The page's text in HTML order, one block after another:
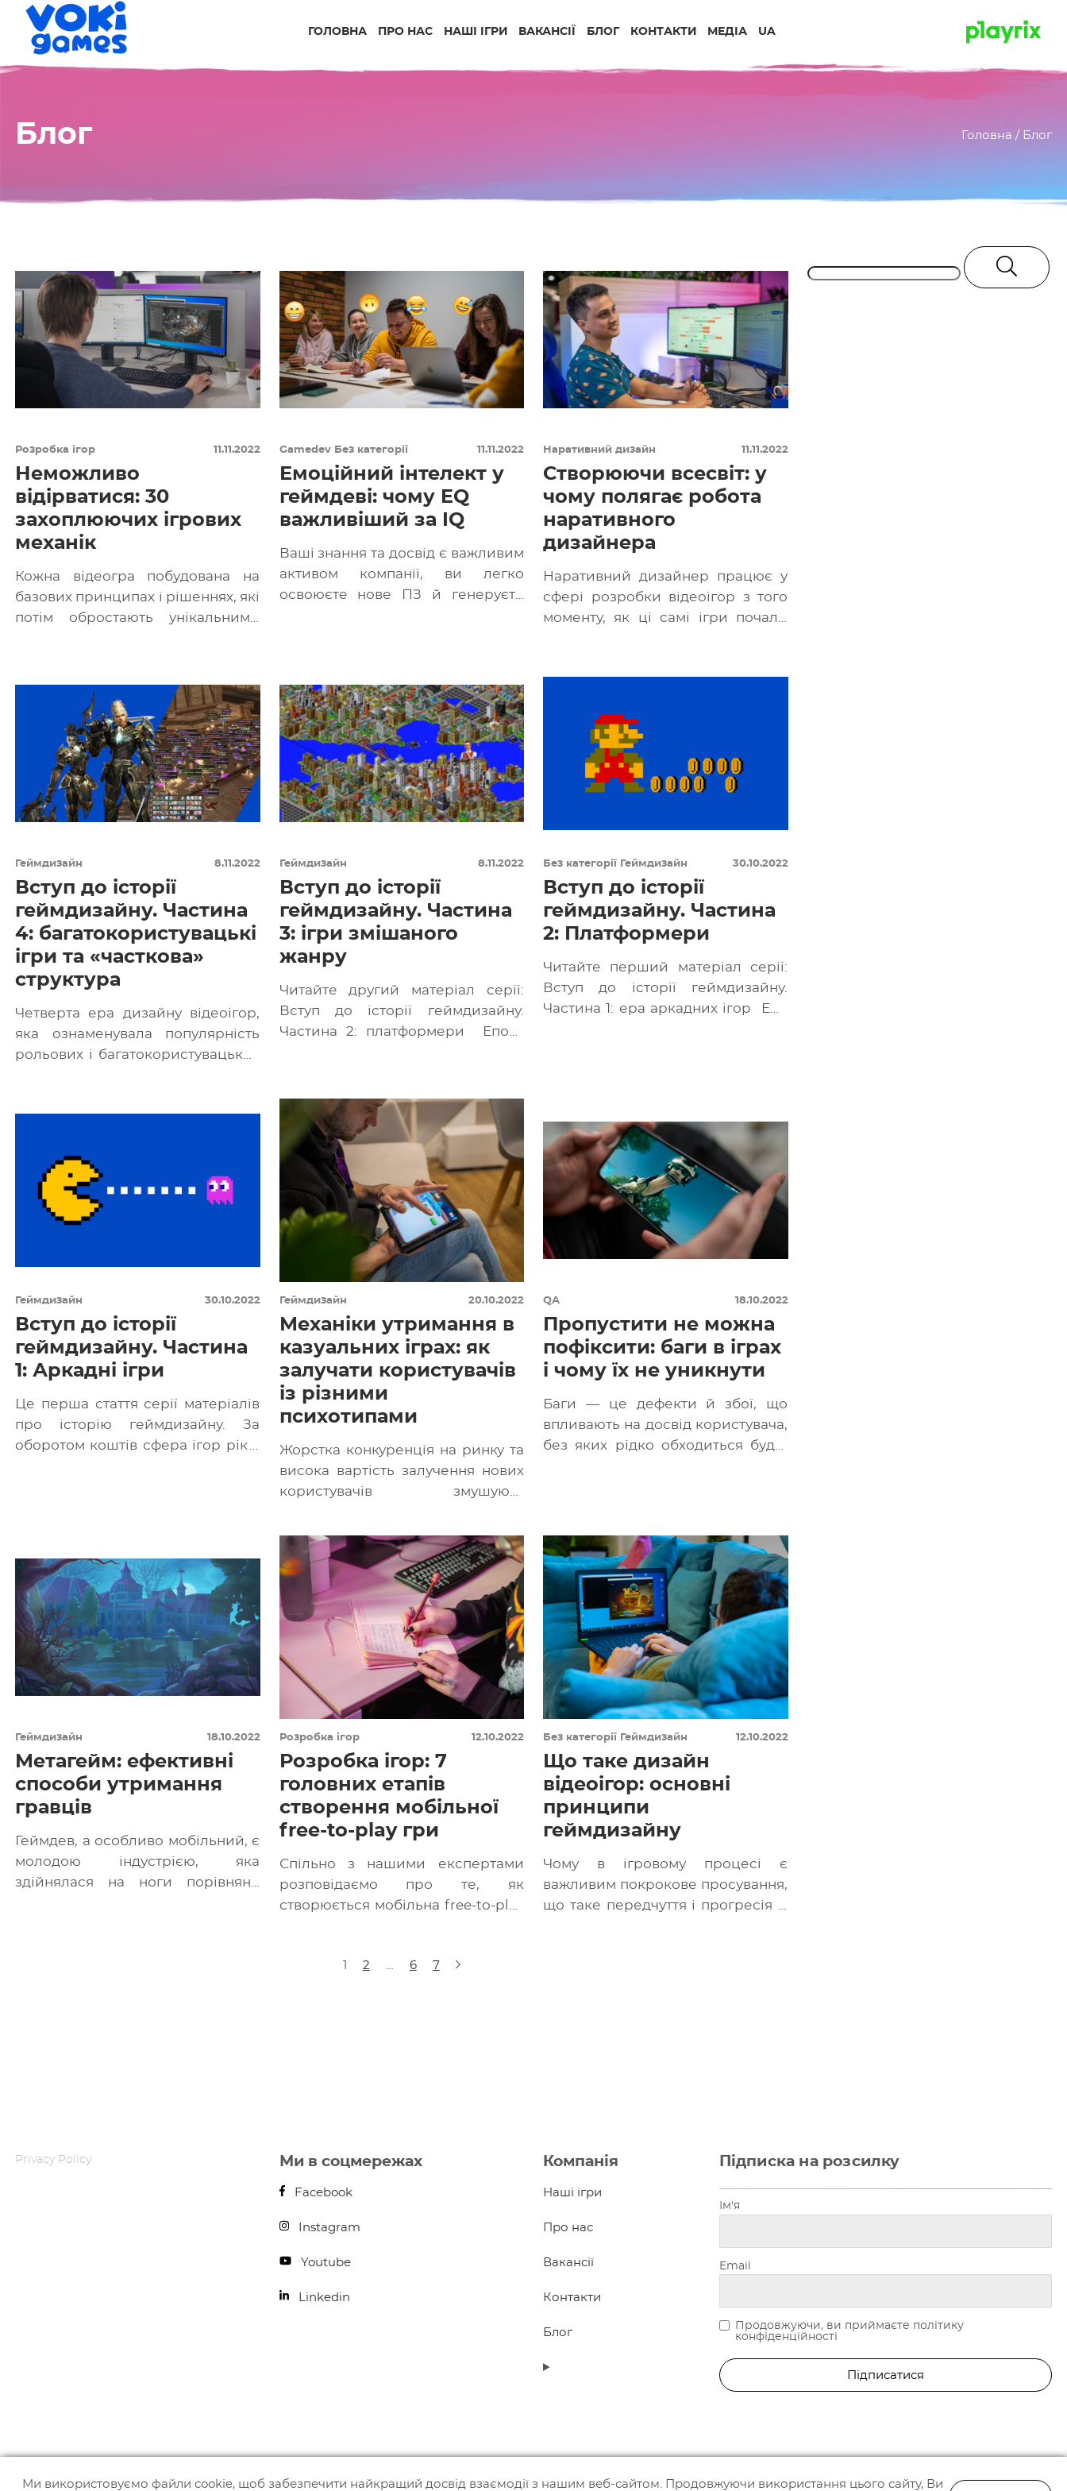
ГОЛОВНА ПРО НАС НАШІ ІГРИ ВАКАНСІЇ БЛОГ КОНТАКТИ МЕДІА UA
Блог Головна / Блог
Розробка ігор 11.11.2022
Неможливо
відірватися: 30
захоплюючих ігрових
механік
Кожна відеогра побудована на
базових принципах і рішеннях, які
потім обростають унікальними
Gamedev Без категорії 11.11.2022
Емоційний інтелект у
геймдеві: чому EQ
важливіший за IQ
Ваші знання та досвід є важливим
активом компанії, ви легко
освоюєте нове ПЗ й генеруєте
Наративний дизайн 11.11.2022
Створюючи всесвіт: у
чому полягає робота
наративного
дизайнера
Наративний дизайнер працює у
сфері розробки відеоігор з того
моменту, як ці самі ігри почали
Геймдизайн 8.11.2022
Вступ до історії
геймдизайну. Частина
4: багатокористувацькі
ігри та «часткова»
структура
Четверта ера дизайну відеоігор,
яка ознаменувала популярність
рольових і багатокористувацьких
(внутрішньоігровими відео),
Геймдизайн 8.11.2022
Вступ до історії
геймдизайну. Частина
3: ігри змішаного
жанру
Читайте другий матеріал серії:
Вступ до історії геймдизайну.
Частина 2: платформери Епоха
Без категорії Геймдизайн 30.10.2022
Вступ до історії
геймдизайну. Частина
2: Платформери
Читайте перший матеріал серії:
Вступ до історії геймдизайну.
Частина 1: ера аркадних ігор Ера
Геймдизайн 30.10.2022
Вступ до історії
геймдизайну. Частина
1: Аркадні ігри
Це перша стаття серії матеріалів
про історію геймдизайну. За
оборотом коштів сфера ігор рік у
Геймдизайн 20.10.2022
Механіки утримання в
казуальних іграх: як
залучати користувачів
із різними
психотипами
Жорстка конкуренція на ринку та
висока вартість залучення нових
користувачів змушують
оригінальні механіки утримання.
Які інструменти використовують
[…]
QA 18.10.2022
Пропустити не можна
пофіксити: баги в іграх
і чому їх не уникнути
Баги — це дефекти й збої, що
впливають на досвід користувача,
без яких рідко обходиться будь-
Геймдизайн 18.10.2022
Метагейм: ефективні
способи утримання
гравців
Геймдев, а особливо мобільний, є
молодою індустрією, яка
здійнялася на ноги порівняно
Розробка ігор 12.10.2022
Розробка ігор: 7
головних етапів
створення мобільної
free-to-play гри
Спільно з нашими експертами
розповідаємо про те, як
створюється мобільна free-to-play
створення […]
Без категорії Геймдизайн 12.10.2022
Що таке дизайн
відеоігор: основні
принципи
геймдизайну
Чому в ігровому процесі є
важливим покрокове просування,
що таке передчуття і прогресія й
2 … 6 7
Privacy Policy Ми в соцмережах
Facebook
Instagram
Youtube
Linkedin
Компанія
Наші ігри
Про нас
Вакансії
Контакти
Блог
Підписка на розсилку
Ім'я
Email
Продовжуючи, ви приймаєте політику
конфіденційності
Ми використовуємо файли cookie, щоб забезпечити найкращий досвід взаємодії з нашим веб-сайтом. Продовжуючи використання цього сайту, Ви